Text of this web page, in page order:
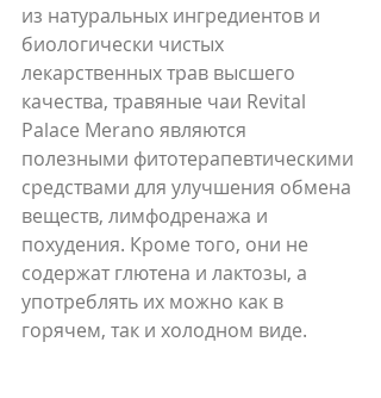
из натуральных ингредиентов и
биологически чистых
лекарственных трав высшего
качества, травяные чаи Revital
Palace Merano являются
полезными фитотерапевтическими
средствами для улучшения обмена
веществ, лимфодренажа и
похудения. Кроме того, они не
содержат глютена и лактозы, а
употреблять их можно как в
горячем, так и холодном виде.